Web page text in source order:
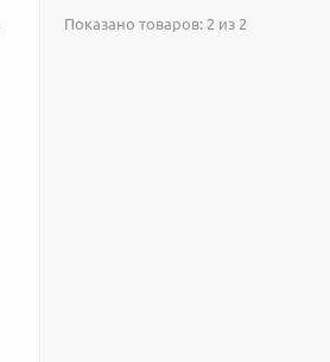
Показано товаров: 2 из 2